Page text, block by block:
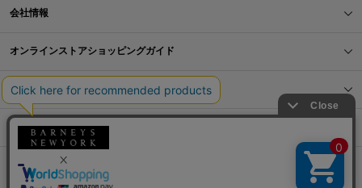
会社情報
オンラインストアショッピングガイド
店舗情報
サービス